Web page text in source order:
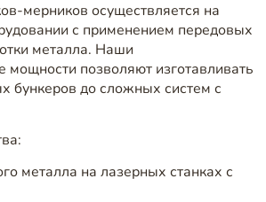
мерников осуществляется на
с применением передовых
металла. Наши
мощности позволяют изготавливать
бункеров до сложных систем с
металла на лазерных станках с